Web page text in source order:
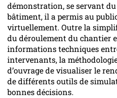
démonstration, se servant
bâtiment, il a permis au
virtuellement. Outre la
du déroulement du chantier
informations techniques
intervenants, la
d’ouvrage de visualiser le
de différents outils de
bonnes décisions.